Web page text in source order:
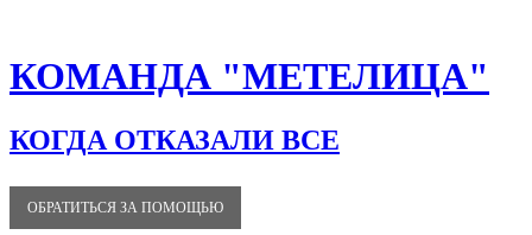
КОМАНДА "МЕТЕЛИЦА"
КОГДА ОТКАЗАЛИ ВСЕ
ОБРАТИТЬСЯ ЗА ПОМОЩЬЮ